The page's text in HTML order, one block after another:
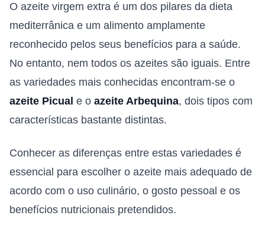
O azeite virgem extra é um dos pilares da dieta
mediterrânica e um alimento amplamente
reconhecido pelos seus benefícios para a saúde.
No entanto, nem todos os azeites são iguais. Entre
as variedades mais conhecidas encontram-se o
azeite Picual e o azeite Arbequina, dois tipos com
características bastante distintas.
Conhecer as diferenças entre estas variedades é
essencial para escolher o azeite mais adequado de
acordo com o uso culinário, o gosto pessoal e os
benefícios nutricionais pretendidos.